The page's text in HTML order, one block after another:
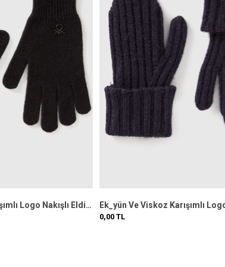
Ej_yün Ve Viskoz Karışımlı Logo Nakışlı Eldiven
0,00 TL